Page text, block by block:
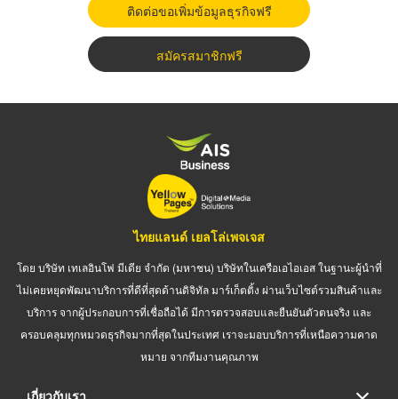
ติดต่อขอเพิ่มข้อมูลธุรกิจฟรี
สมัครสมาชิกฟรี
ไทยแลนด์ เยลโล่เพจเจส
โดย บริษัท เทเลอินโฟ มีเดีย จำกัด (มหาชน) บริษัทในเครือเอไอเอส ในฐานะผู้นำที่
ไม่เคยหยุดพัฒนาบริการที่ดีที่สุดด้านดิจิทัล มาร์เก็ตติ้ง ผ่านเว็บไซต์รวมสินค้าและ
บริการ จากผู้ประกอบการที่เชื่อถือได้ มีการตรวจสอบและยืนยันตัวตนจริง และ
ครอบคลุมทุกหมวดธุรกิจมากที่สุดในประเทศ เราจะมอบบริการที่เหนือความคาด
หมาย จากทีมงานคุณภาพ
เกี่ยวกับเรา